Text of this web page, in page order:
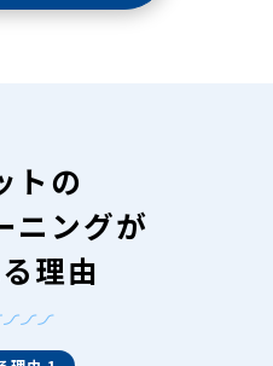
トの
ニングが
理由